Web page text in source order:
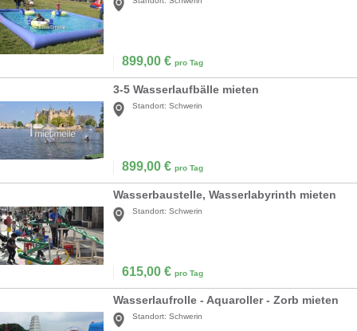
899,00 € pro Tag
3-5 Wasserlaufbälle mieten
Standort: Schwerin
899,00 € pro Tag
Wasserbaustelle, Wasserlabyrinth mieten
Standort: Schwerin
615,00 € pro Tag
Wasserlaufrolle - Aquaroller - Zorb mieten
Standort: Schwerin